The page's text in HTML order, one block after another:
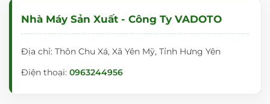
Nhà Máy Sản Xuất - Công Ty VADOTO
Địa chỉ: Thôn Chu Xá, Xã Yên Mỹ, Tỉnh Hưng Yên
Điện thoại: 0963244956